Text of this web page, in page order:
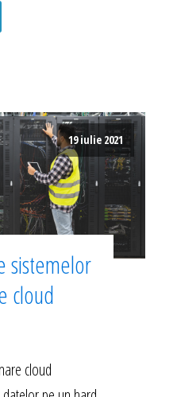
19 iulie 2021
sistemelor
cloud
cloud